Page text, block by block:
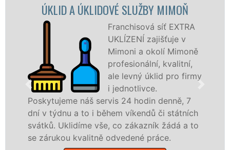
A ÚKLIDOVÉ SLUŽBY MIMOŇ
Franchisová síť EXTRA
UKLÍZENÍ zajišťuje v
Mimoni a okolí Mimoně
profesionální, kvalitní,
ale levný úklid pro firmy
i jednotlivce.
náš servis 24 hodin denně, 7
a to i během víkendů či státních
vše, co zákazník žádá a to
kvalitně odvedené práce.
nabízíme
státní